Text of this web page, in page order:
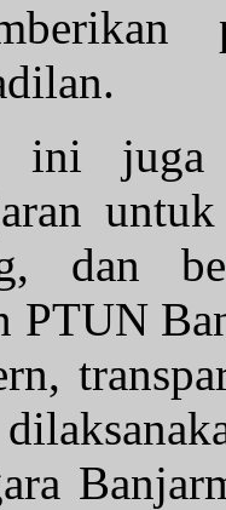
ini juga
dan
PTUN